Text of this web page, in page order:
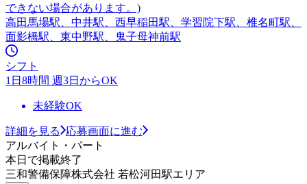
できない場合があります。)
高田馬場駅、中井駅、西早稲田駅、学習院下駅、椎名町駅、
面影橋駅、東中野駅、鬼子母神前駅
シフト
1日8時間 週3日からOK
未経験OK
詳細を見る
応募画面に進む
アルバイト・パート
本日で掲載終了
三和警備保障株式会社 若松河田駅エリア